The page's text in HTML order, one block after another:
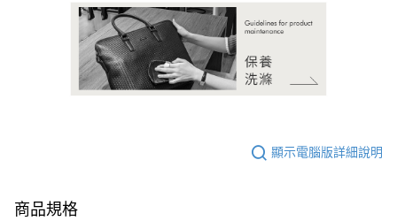
顯示電腦版詳細說明
商品規格